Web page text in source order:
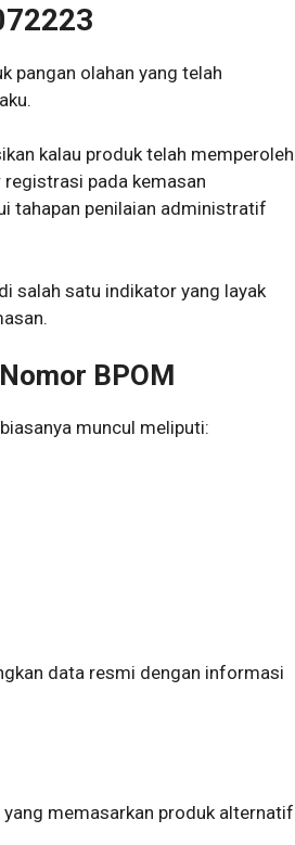
pangan olahan yang telah
kalau produk telah memperoleh
pada kemasan
tahapan penilaian administratif
salah satu indikator yang layak
BPOM
muncul meliputi:
data resmi dengan informasi
memasarkan produk alternatif